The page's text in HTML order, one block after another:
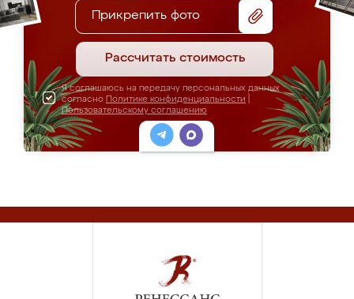
Прикрепить фото
Рассчитать стоимость
Я соглашаюсь на передачу персональных данных
согласно Политике конфиденциальности
Пользовательскому соглашению